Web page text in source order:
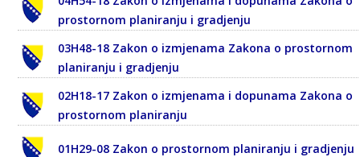
prostornom planiranju i gradjenju
03H48-18 Zakon o izmjenama Zakona o prostornom
planiranju i gradjenju
02H18-17 Zakon o izmjenama i dopunama Zakona o
prostornom planiranju
01H29-08 Zakon o prostornom planiranju i gradjenju